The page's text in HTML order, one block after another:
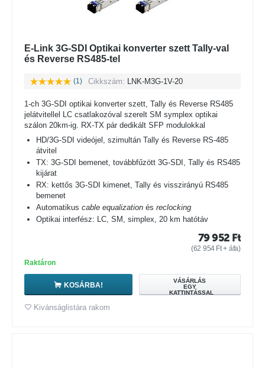
E-Link 3G-SDI Optikai konverter szett Tally-val
és Reverse RS485-tel
(1) Cikkszám: LNK-M3G-1V-20
1-ch 3G-SDI optikai konverter szett, Tally és Reverse RS485
jelátvitellel LC csatlakozóval szerelt SM symplex optikai
szálon 20km-ig. RX-TX pár dedikált SFP modulokkal
HD/3G-SDI videójel, szimultán Tally és Reverse RS-485
átvitel
TX: 3G-SDI bemenet, továbbfűzött 3G-SDI, Tally és RS485
kijárat
RX: kettős 3G-SDI kimenet, Tally és visszirányú RS485
bemenet
Automatikus cable equalization és reclocking
Optikai interfész: LC, SM, simplex, 20 km hatótáv
79 952 Ft
(62 954 Ft+ áfa)
Raktáron
KOSÁRBA!
VÁSÁRLÁS
EGY
KATTINTÁSSAL
Kivánságlistára rakom